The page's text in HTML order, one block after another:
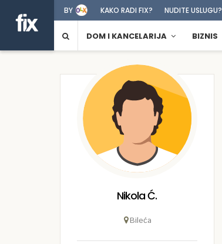
BY KAKO RADI FIX? NUDITE USLUGU?
DOM I KANCELARIJA BIZNIS
Nikola Ć.
Bileća